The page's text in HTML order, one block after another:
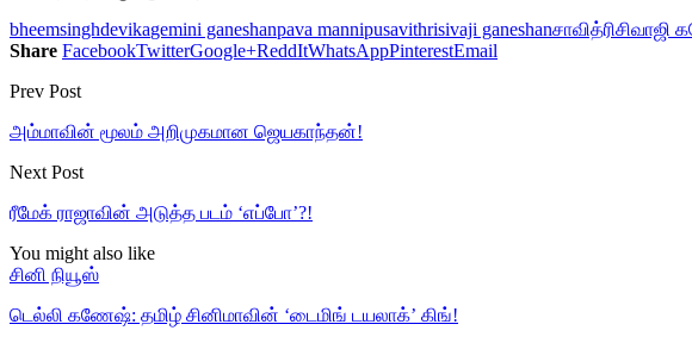
bheemsinghdevikagemini ganeshanpava mannipusavithrisivaji ganeshanசாவித்ரிசிவாஜி
Share FacebookTwitterGoogle+ReddItWhatsAppPinterestEmail
Prev Post
அம்மாவின் மூலம் அறிமுகமான ஜெயகாந்தன்!
Next Post
ரீமேக் ராஜாவின் அடுத்த படம் ‘எப்போ’?!
You might also like
சினி நியூஸ்
டெல்லி கணேஷ்: தமிழ் சினிமாவின் ‘டைமிங் டயலாக்’ கிங்!